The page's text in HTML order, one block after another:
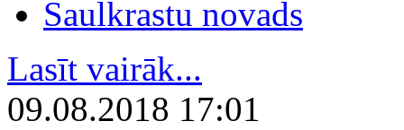
Saulkrastu novads
Lasīt vairāk...
09.08.2018 17:01